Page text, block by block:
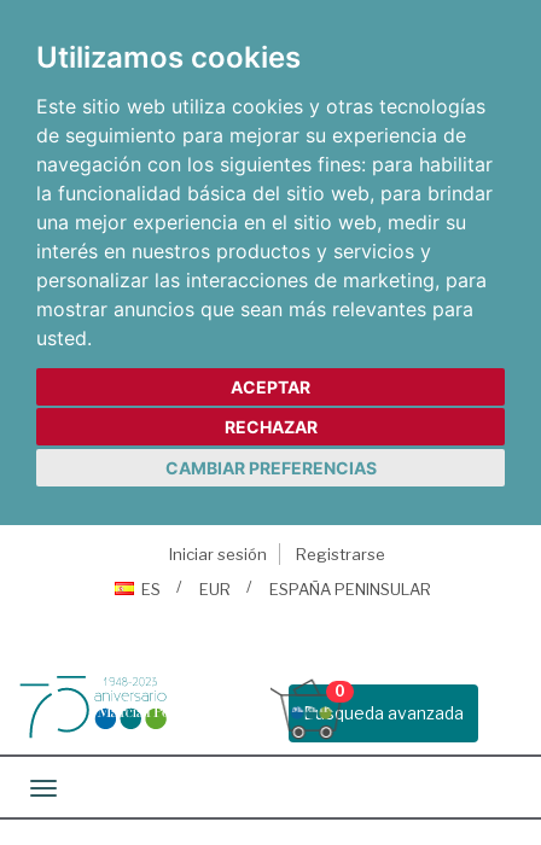
Utilizamos cookies
Este sitio web utiliza cookies y otras tecnologías
de seguimiento para mejorar su experiencia de
navegación con los siguientes fines: para habilitar
la funcionalidad básica del sitio web, para brindar
una mejor experiencia en el sitio web, medir su
interés en nuestros productos y servicios y
personalizar las interacciones de marketing, para
mostrar anuncios que sean más relevantes para
usted.
ACEPTAR
RECHAZAR
CAMBIAR PREFERENCIAS
Iniciar sesión
Registrarse
ES
EUR ESPAÑA PENINSULAR
Busqueda avanzada
0
Toggle navigation